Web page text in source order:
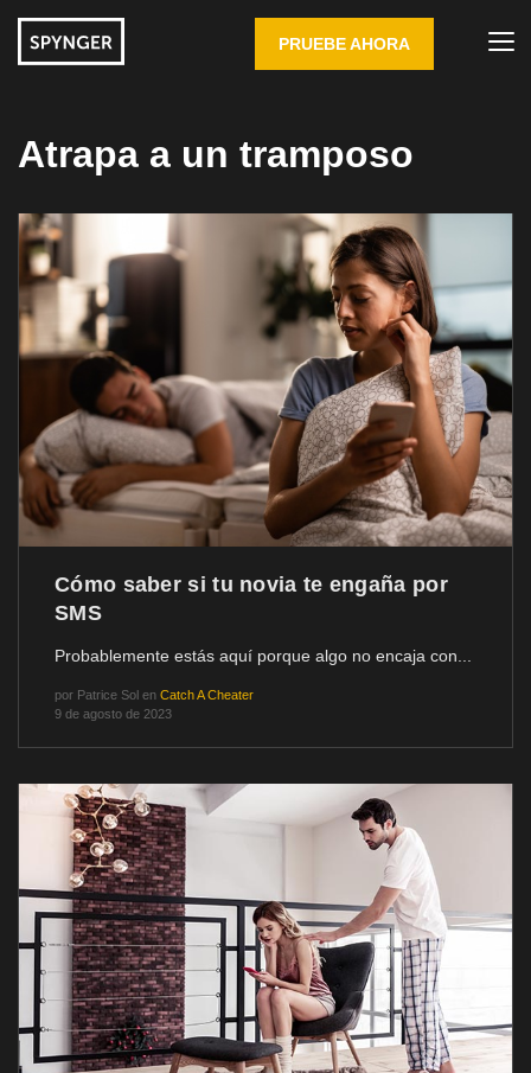
PRUEBE AHORA
Atrapa a un tramposo
Cómo saber si tu novia te engaña por
SMS
Probablemente estás aquí porque algo no encaja con...
por Patrice Sol en Catch A Cheater
9 de agosto de 2023